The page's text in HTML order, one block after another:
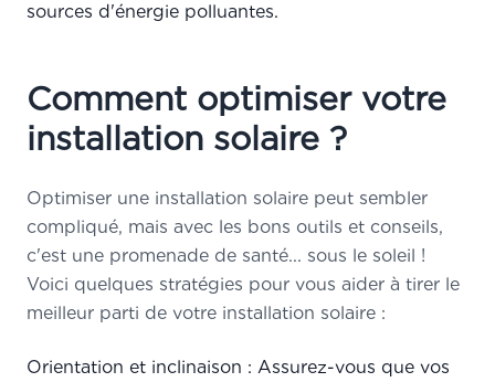
sources d'énergie polluantes.
Comment optimiser votre
installation solaire ?
Optimiser une installation solaire peut sembler
compliqué, mais avec les bons outils et conseils,
c'est une promenade de santé... sous le soleil !
Voici quelques stratégies pour vous aider à tirer le
meilleur parti de votre installation solaire :
Orientation et inclinaison : Assurez-vous que vos